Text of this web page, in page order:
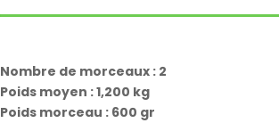
Nombre de morceaux : 2
Poids moyen : 1,200 kg
Poids morceau : 600 gr